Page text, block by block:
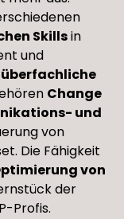
Skillsin
und
überfachliche
Change
und
von
Die Fähigkeit
von
der
Profis.